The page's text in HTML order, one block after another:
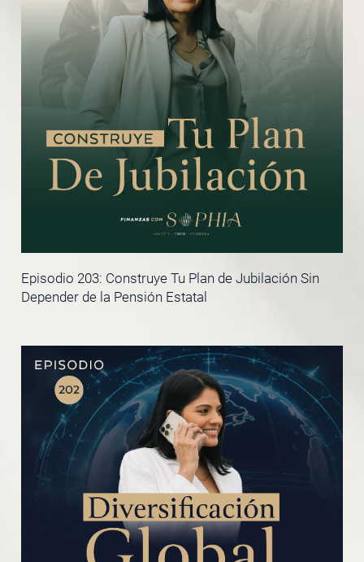
Episodio 203: Construye Tu Plan de Jubilación Sin
Depender de la Pensión Estatal